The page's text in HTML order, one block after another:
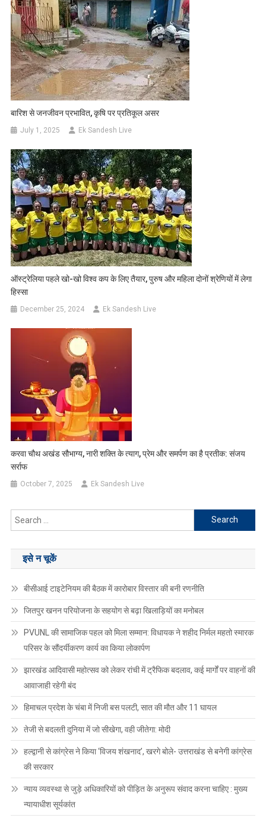
बारिश से जनजीवन प्रभावित, कृषि पर प्रतिकूल असर
July 1, 2025 Ek Sandesh Live
ऑस्ट्रेलिया पहले खो-खो विश्व कप के लिए तैयार, पुरुष और महिला दोनों श्रेणियों में लेगा
हिस्सा
December 25, 2024 Ek Sandesh Live
करवा चौथ अखंड सौभाग्य, नारी शक्ति के त्याग, प्रेम और समर्पण का है प्रतीक: संजय
सर्राफ
October 7, 2025 Ek Sandesh Live
Search
for:
इसे न चूकें
बीसीआई टाइटेनियम की बैठक में कारोबार विस्तार की बनी रणनीति
जितपुर खनन परियोजना के सहयोग से बढ़ा खिलाड़ियों का मनोबल
PVUNL की सामाजिक पहल को मिला सम्मान: विधायक ने शहीद निर्मल महतो स्मारक
परिसर के सौंदर्यीकरण कार्य का किया लोकार्पण
झारखंड आदिवासी महोत्सव को लेकर रांची में ट्रैफिक बदलाव, कई मार्गों पर वाहनों की
आवाजाही रहेगी बंद
हिमाचल प्रदेश के चंबा में निजी बस पलटी, सात की मौत और 11 घायल
तेजी से बदलती दुनिया में जो सीखेगा, वही जीतेगा: मोदी
हल्द्वानी से कांग्रेस ने किया ‘विजय शंखनाद’, खरगे बोले- उत्तराखंड से बनेगी कांग्रेस
की सरकार
न्याय व्यवस्था से जुड़े अधिकारियों को पीड़ित के अनुरूप संवाद करना चाहिए : मुख्य
न्यायाधीश सूर्यकांत